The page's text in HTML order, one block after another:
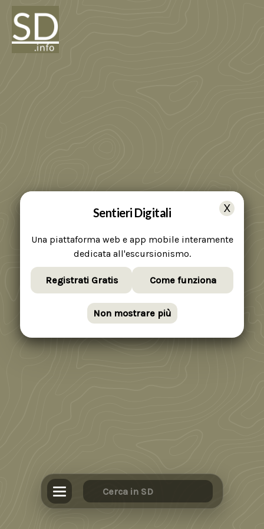
Sentieri Digitali
Una piattaforma web e app mobile interamente
dedicata all'escursionismo.
Registrati Gratis Come funziona
Non mostrare più